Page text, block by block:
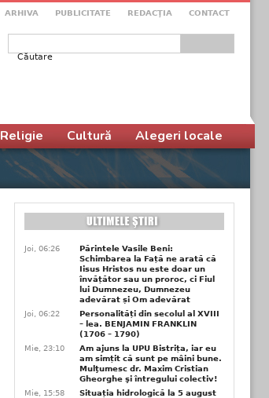
ARHIVA PUBLICITATE REDACŢIA CONTACT
Formular de căutare
Religie Cultură Alegeri locale
Joi, 06:26
Părintele Vasile Beni:
Schimbarea la Față ne arată că
Iisus Hristos nu este doar un
învățător sau un proroc, ci Fiul
lui Dumnezeu, Dumnezeu
adevărat și Om adevărat
Joi, 06:22
Personalități din secolul al XVIII
– lea. BENJAMIN FRANKLIN
(1706 – 1790)
Mie, 23:10
Am ajuns la UPU Bistrița, iar eu
am simțit că sunt pe mâini bune.
Mulţumesc dr. Maxim Cristian
Gheorghe şi întregului colectiv!
Mie, 15:58
Situația hidrologică la 5 august